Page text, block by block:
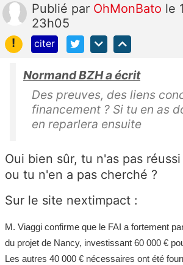
Publié par OhMonBato le
23h05
!
citer
Normand BZH a écrit
Des preuves, des liens
financement ? Si tu en as
en reparlera ensuite
Oui bien sûr, tu n'as pas
ou tu n'en a pas cherché ?
Sur le site nextimpact :
M. Viaggi confirme que le FAI a fortement
du projet de Nancy, investissant 60 000 €
Les autres 40 000 € nécessaires ont été